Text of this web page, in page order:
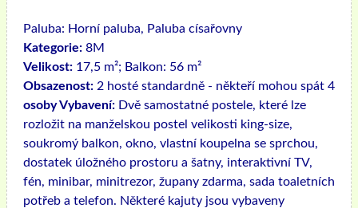
Paluba: Horní paluba, Paluba císařovny
Kategorie: 8M
Velikost: 17,5 m²; Balkon: 56 m²
Obsazenost: 2 hosté standardně - někteří mohou spát 4
osoby Vybavení: Dvě samostatné postele, které lze
rozložit na manželskou postel velikosti king-size,
soukromý balkon, okno, vlastní koupelna se sprchou,
dostatek úložného prostoru a šatny, interaktivní TV,
fén, minibar, minitrezor, župany zdarma, sada toaletních
potřeb a telefon. Některé kajuty jsou vybaveny